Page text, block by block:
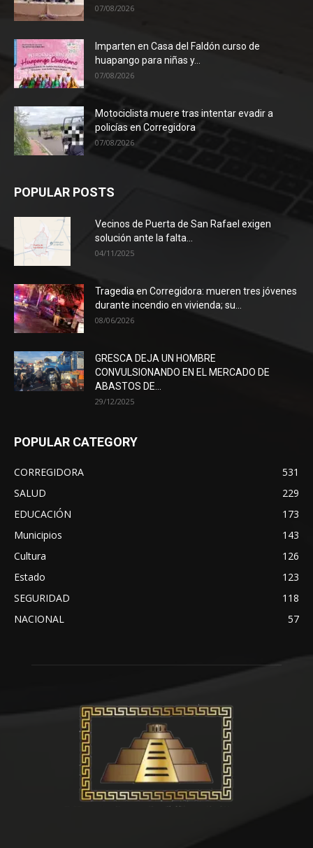
07/08/2026
Imparten en Casa del Faldón curso de
huapango para niñas y...
07/08/2026
Motociclista muere tras intentar evadir a
policías en Corregidora
07/08/2026
POPULAR POSTS
Vecinos de Puerta de San Rafael exigen
solución ante la falta...
04/11/2025
Tragedia en Corregidora: mueren tres jóvenes
durante incendio en vivienda; su...
08/06/2026
GRESCA DEJA UN HOMBRE
CONVULSIONANDO EN EL MERCADO DE
ABASTOS DE...
29/12/2025
POPULAR CATEGORY
CORREGIDORA
531
SALUD
229
EDUCACIÓN
173
Municipios
143
Cultura
126
Estado
123
SEGURIDAD
118
NACIONAL
57